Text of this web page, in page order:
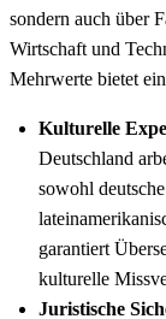
sondern auch über
Wirtschaft und
Mehrwerte bietet
Kulturelle
Deutschland
sowohl
garantiert
kulturelle
Juristische